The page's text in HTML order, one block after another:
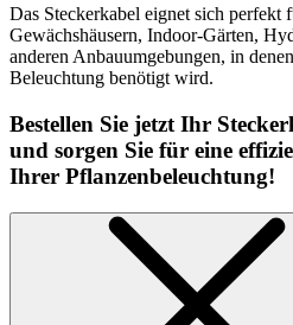
Das Steckerkabel eignet sich perfekt
Gewächshäusern, Indoor-Gärten,
anderen Anbauumgebungen, in
Beleuchtung benötigt wird.
Bestellen Sie jetzt Ihr
und sorgen Sie für eine
Ihrer Pflanzenbeleuchtung!